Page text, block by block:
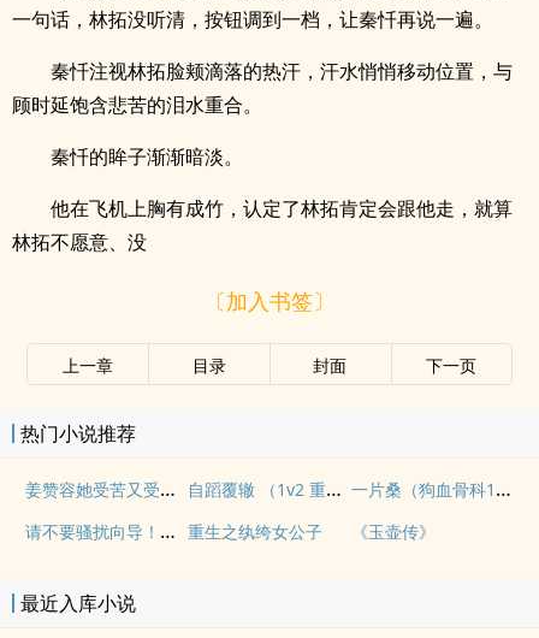
一句话，林拓没听清，按钮调到一档，让秦忏再说一遍。
秦忏注视林拓脸颊滴落的热汗，汗水悄悄移动位置，与
顾时延饱含悲苦的泪水重合。
秦忏的眸子渐渐暗淡。
他在飞机上胸有成竹，认定了林拓肯定会跟他走，就算
林拓不愿意、没
〔加入书签〕
上一章 目录 封面 下一页
热门小说推荐
姜赞容她受苦又受难（NPH） 自蹈覆辙 （1v2 重生）
一片桑（狗血骨科1v1）
请不要骚扰向导！（哨向NPH） 重生之纨绔女公子 《玉壶传》
最近入库小说